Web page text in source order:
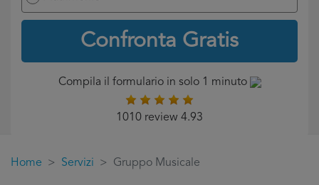
Confronta Gratis
Compila il formulario in solo 1 minuto
1010 review 4.93
Home Servizi Gruppo Musicale